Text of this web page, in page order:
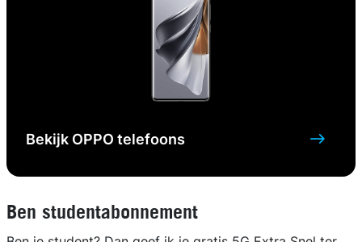
Bekijk OPPO telefoons
Ben studentabonnement